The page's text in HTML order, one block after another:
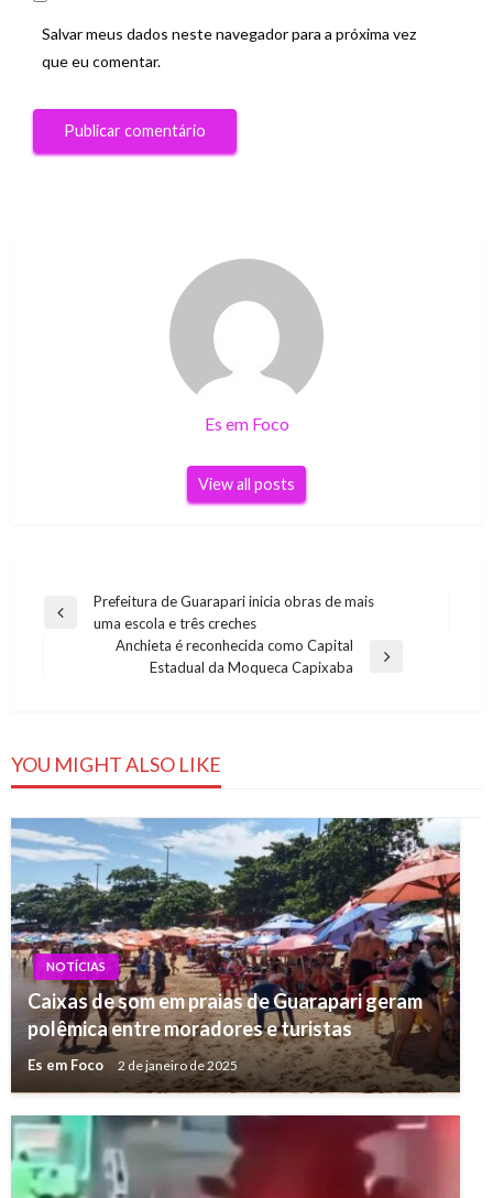
Salvar meus dados neste navegador para a próxima vez
que eu comentar.
Es em Foco
View all posts
Navegação
Previous
Prefeitura de Guarapari inicia obras de mais
uma escola e três creches
Anchieta é reconhecida como Capital
Estadual da Moqueca Capixaba
YOU MIGHT ALSO LIKE
NOTÍCIAS
Caixas de som em praias de Guarapari geram
polêmica entre moradores e turistas
Es em Foco 2 de janeiro de 2025